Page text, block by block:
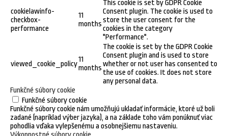
cookielawinfo-
checkbox-
performance
11
months
This cookie is set by GDPR Cookie
Consent plugin. The cookie is used to
store the user consent for the
cookies in the category
"Performance".
viewed_cookie_policy
11
months
The cookie is set by the GDPR Cookie
Consent plugin and is used to store
whether or not user has consented to
the use of cookies. It does not store
any personal data.
Funkčné súbory cookie
Funkčné súbory cookie
Funkčné súbory cookie nám umožňujú ukladať informácie, ktoré už boli
zadané (napríklad výber jazyka), a na základe toho vám ponúknuť viac
pohodlia vďaka vylepšenému a osobnejšiemu nastaveniu.